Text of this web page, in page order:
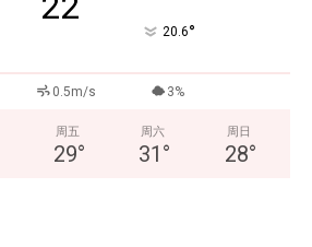
20.6°
0.5m/s 3%
周五
29°
周六
31 °
周日
28°